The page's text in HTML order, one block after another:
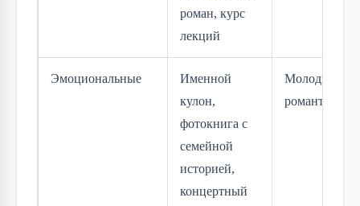
роман, курс
лекций
Эмоциональные
Именной
кулон,
фотокнига с
семейной
историей,
концертный
Молодым,
романтикам